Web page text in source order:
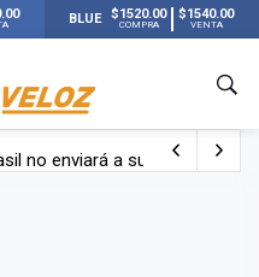
BLUE $1520.00
COMPRA
$1540.00
VENTA
no enviará a su embajador